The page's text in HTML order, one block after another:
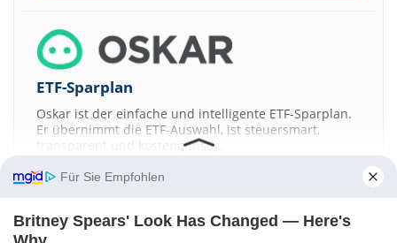
ETF-Sparplan
Oskar ist der einfache und intelligente ETF-Sparplan.
Er übernimmt die ETF-Auswahl, ist steuersmart,
transparent und kostengünstig.
JETZT MEHR ERFAHREN
Für Sie Empfohlen
Britney Spears' Look Has Changed — Here's